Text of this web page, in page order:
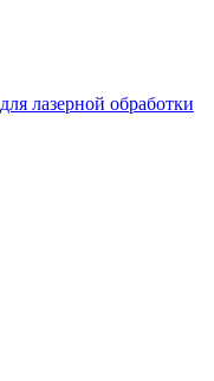
лазерной обработки